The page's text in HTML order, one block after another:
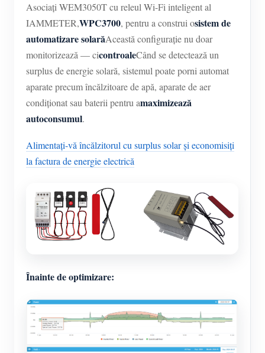
Asociați WEM3050T cu releul Wi-Fi inteligent al
IAMMETER,WPC3700, pentru a construi osistem de
automatizare solarăAceastă configurație nu doar
monitorizează — cicontroaleCând se detectează un
surplus de energie solară, sistemul poate porni automat
aparate precum încălzitoare de apă, aparate de aer
condiționat sau baterii pentru amaximizează
autoconsumul.
Alimentați-vă încălzitorul cu surplus solar și economisiți
la factura de energie electrică
Înainte de optimizare: